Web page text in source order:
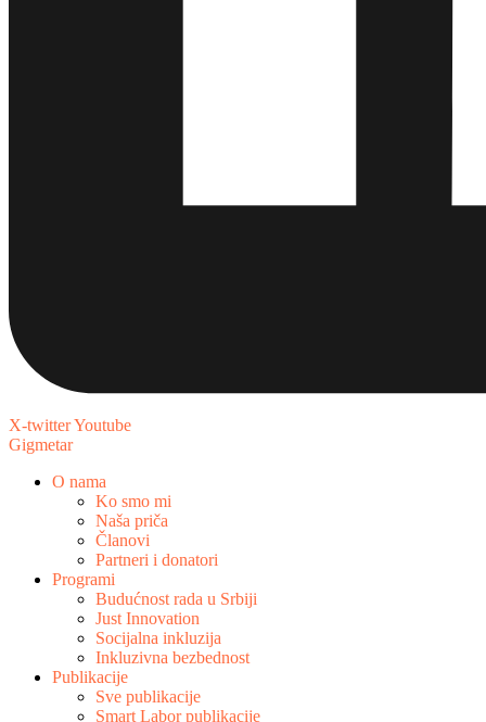
X-twitterYoutube
Gigmetar
O nama
Ko smo mi
Naša priča
Članovi
Partneri i donatori
Programi
Budućnost rada u Srbiji
Just Innovation
Socijalna inkluzija
Inkluzivna bezbednost
Publikacije
Sve publikacije
Smart Labor publikacije